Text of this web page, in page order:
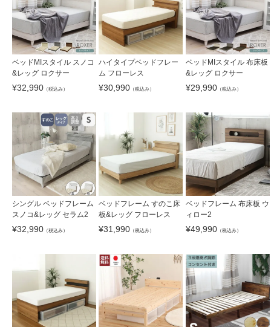
ベッドMIスタイル スノコ
&レッグ ロクサー
¥32,990 （税込み）
ハイタイプベッドフレー
ム フローレス
¥30,990 （税込み）
ベッドMIスタイル 布床板
&レッグ ロクサー
¥29,990（税込み）
シングル ベッドフレーム
スノコ&レッグ セラム2
¥32,990 （税込み）
ベッドフレーム すのこ床
板&レッグ フローレス
¥31,990 （税込み）
ベッドフレーム 布床板 ウ
ィロー2
¥49,990（税込み）